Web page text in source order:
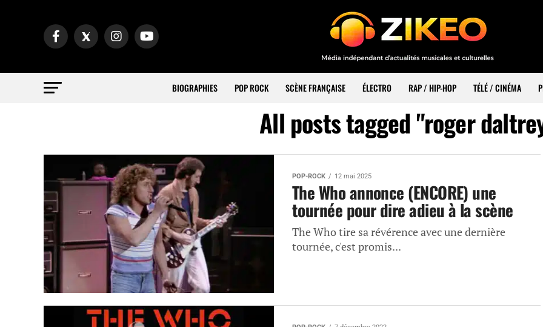
BIOGRAPHIES POP ROCK SCÈNE FRANÇAISE ÉLECTRO RAP / HIP-HOP TÉLÉ / CINÉMA
All posts tagged "roger
POP-ROCK 12 mai 2025
The Who annonce (ENCORE) une
tournée pour dire adieu à la scène
The Who tire sa révérence avec une dernière
tournée, c'est promis...